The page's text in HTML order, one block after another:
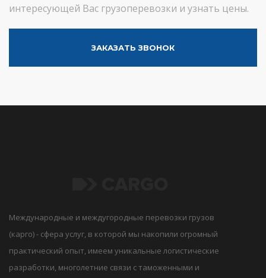
интересующей Вас грузоперевозки и узнать цены.
ЗАКАЗАТЬ ЗВОНОК
Международные и междугородные перевозки грузов
(карго) - сфера услуг, в которой мы накопили огромный
практический опыт, имеем уникальные логистические
разработки, многолетние связи с таможенными и